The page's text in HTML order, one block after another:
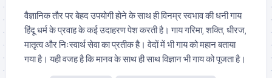
वैज्ञानिक तौर पर बेहद उपयोगी होने के साथ ही विनम्र स्वभाव की धनी गाय
हिंदू धर्म के प्रवाह के कई उदाहरण पेश करती है। गाय गरिमा, शक्ति, धीरज,
मातृत्व और निःस्वार्थ सेवा का प्रतीक है। वेदों में भी गाय को महान बताया
गया है। यही वजह है कि मानव के साथ ही साथ विज्ञान भी गाय को पूजता है।